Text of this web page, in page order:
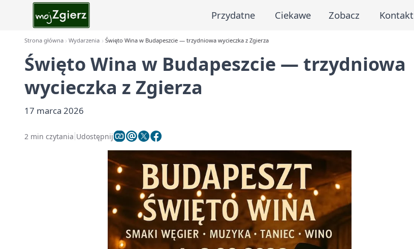
Przydatne Ciekawe Zobacz Kontakt
Strona główna Wydarzenia Święto Wina w Budapeszcie — trzydniowa wycieczka z Zgierza
Święto Wina w Budapeszcie — trzydniowa
wycieczka z Zgierza
17 marca 2026
2 min czytania Udostępnij